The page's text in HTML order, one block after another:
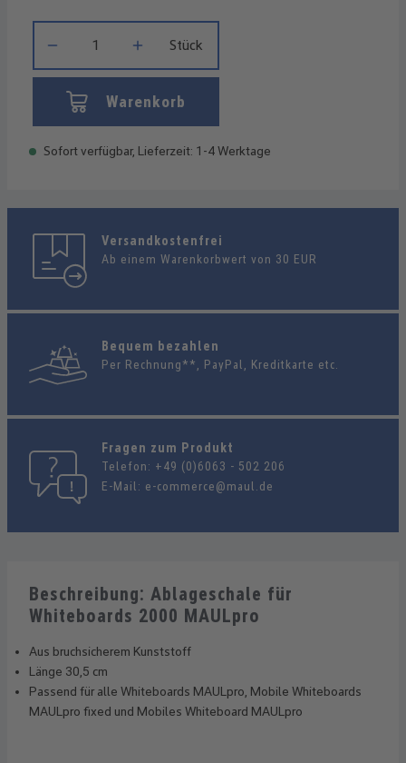
Stück
Warenkorb
Sofort verfügbar, Lieferzeit: 1-4 Werktage
Versandkostenfrei
Ab einem Warenkorbwert von 30 EUR
Bequem bezahlen
Per Rechnung**, PayPal, Kreditkarte etc.
Fragen zum Produkt
Telefon: +49 (0)6063 - 502 206
E-Mail: e-commerce@maul.de
Beschreibung: Ablageschale für
Whiteboards 2000 MAULpro
Aus bruchsicherem Kunststoff
Länge 30,5 cm
Passend für alle Whiteboards MAULpro, Mobile Whiteboards
MAULpro fixed und Mobiles Whiteboard MAULpro